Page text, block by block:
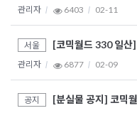
관리자 6403 02-11
서울 [코믹월드 330 일산
관리자 6877 02-09
공지 [분실물 공지] 코믹